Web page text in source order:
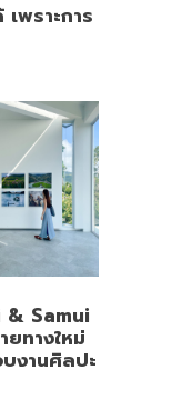
พราะการ
& Samui
ทางใหม่
งานศิลปะ